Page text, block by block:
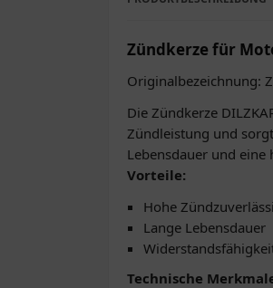
Zündkerze für
Originalbezeichnung:
Die Zündkerze
Zündleistung und
Lebensdauer und
Vorteile:
Hohe
Lange Lebensdauer
Technische